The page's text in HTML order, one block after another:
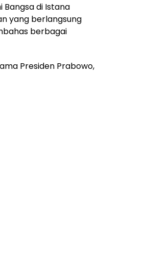
di Istana
yang berlangsung
berbagai
Presiden Prabowo,